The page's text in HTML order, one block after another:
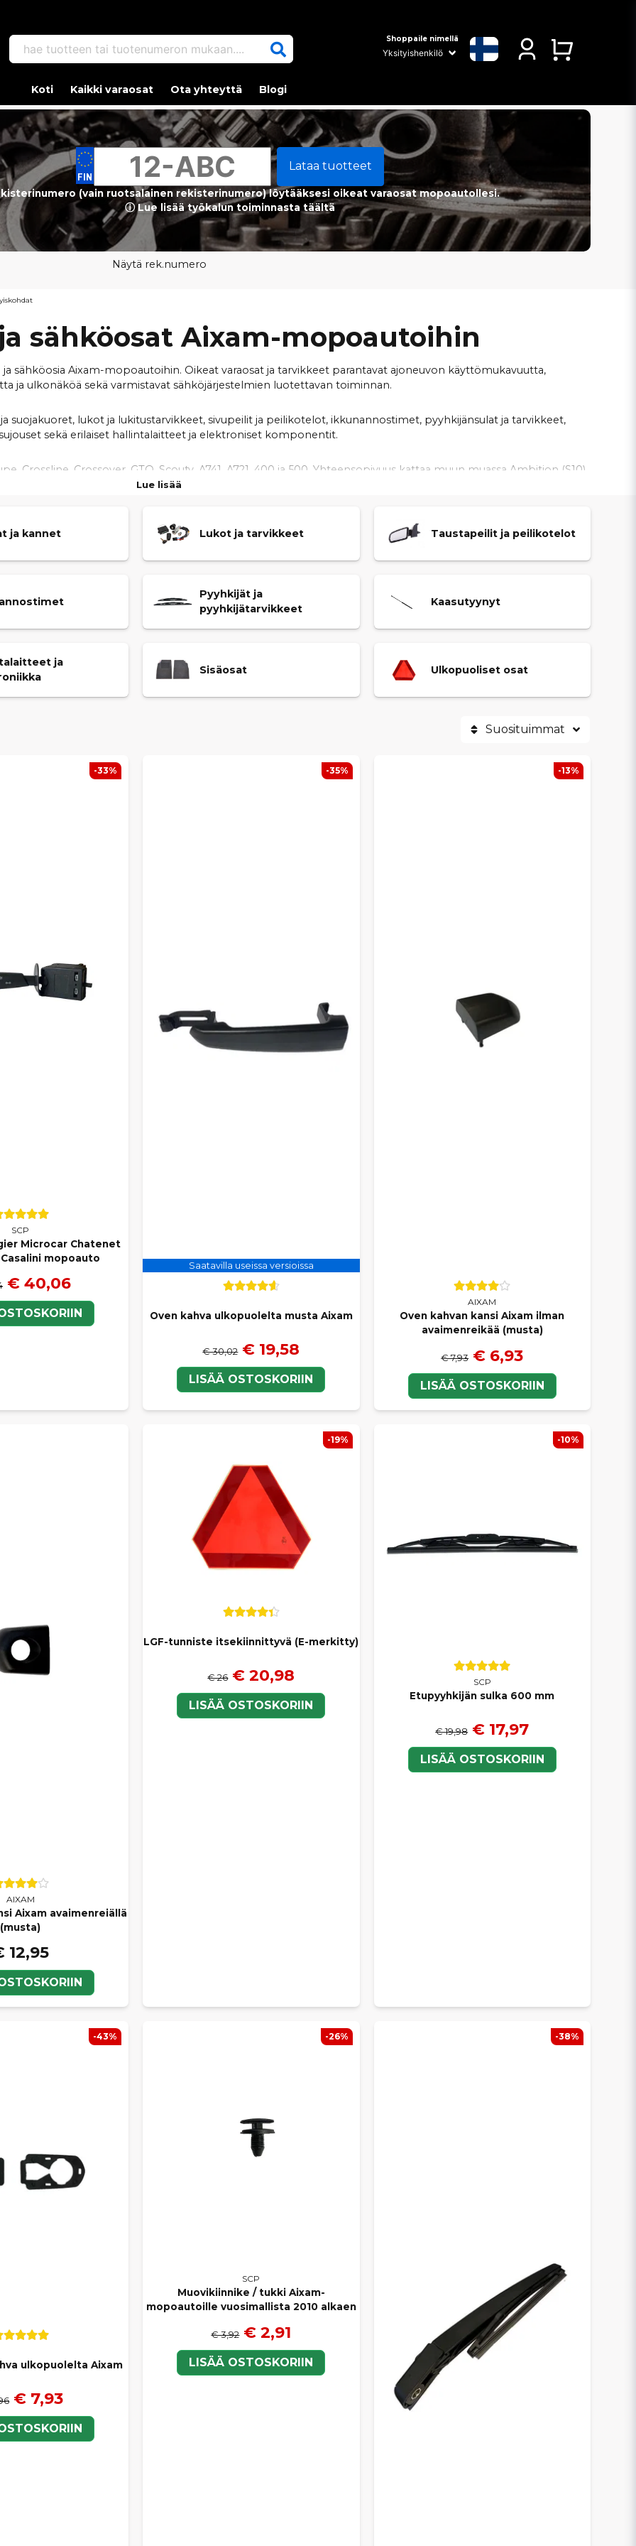
hae tuotteen tai tuotenumeron mukaan.... Shoppaile nimellä
Koti Kaikki varaosat Ota yhteyttä Blogi
Lataa tuotteet
(vain ruotsalainen rekisterinumero) löytääksesi oikeat varaosat mopoautollesi.
ⓘ Lue lisää työkalun toiminnasta täältä
Näytä rek.numero
sähköosat Aixam-mopoautoihin
sähköosia Aixam-mopoautoihin. Oikeat varaosat ja tarvikkeet parantavat ajoneuvon käyttömukavuutta,
ja ulkonäköä sekä varmistavat sähköjärjestelmien luotettavan toiminnan.
suojakuoret, lukot ja lukitustarvikkeet, sivupeilit ja peilikotelot, ikkunannostimet, pyyhkijänsulat ja tarvikkeet,
sekä erilaiset hallintalaitteet ja elektroniset komponentit.
Crossline, Crossover, GTO, Scouty, A741, A721, 400 ja 500. Yhteensopivuus kattaa muun muassa Ambition (S10),
Emotion (S9), Sensation (S9), Vision (S8) ja Impulsion (S8) -sarjat.
ja viimeistellyn lopputuloksen, kun taas sähkö- ja elektroniikkaosat varmistavat ajoneuvon eri toimintojen
häiriöttömän käytön päivittäisessä ajossa.
tai sähköjärjestelmän korjauksesta, löydät meiltä sopivat osat Aixam-mopoautosi ulko-, sisä- ja
Lue lisää
ja kannet Lukot ja tarvikkeet Taustapeilit ja peilikotelot
Pyyhkijät ja
pyyhkijätarvikkeet
Kaasutyynyt
ja
Sisäosat Ulkopuoliset osat
Suosituimmat
SCP
Microcar Chatenet
Casalini mopoauto
€ 40,06
-33%
Saatavilla useissa versioissa
Oven kahva ulkopuolelta musta Aixam
€ 30,02 € 19,58
LISÄÄ OSTOSKORIIN
-35%
AIXAM
Oven kahvan kansi Aixam ilman
avaimenreikää (musta)
€ 7,93 € 6,93
LISÄÄ OSTOSKORIIN
-13%
AIXAM
Aixam avaimenreiällä
(musta)
12,95
LGF-tunniste itsekiinnittyvä (E-merkitty)
€ 26 € 20,98
LISÄÄ OSTOSKORIIN
-19%
SCP
Etupyyhkijän sulka 600 mm
€ 19,98 € 17,97
LISÄÄ OSTOSKORIIN
-10%
ulkopuolelta Aixam
€ 7,93
-43%
SCP
Muovikiinnike / tukki Aixam-
mopoautoille vuosimallista 2010 alkaen
€ 3,92 € 2,91
LISÄÄ OSTOSKORIIN
-26% -38%